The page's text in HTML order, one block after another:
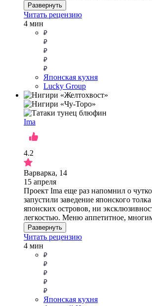
Развернуть
Читать рецензию
4 мин
Японская кухня
Lucky Group
Ima
4.2
Варварка, 14
15 апреля
Проект Ima еще раз напомнил о
запустили заведение японского
японских островов, ни
легкостью. Меню аппетитное,
Развернуть
Читать рецензию
4 мин
Японская кухня